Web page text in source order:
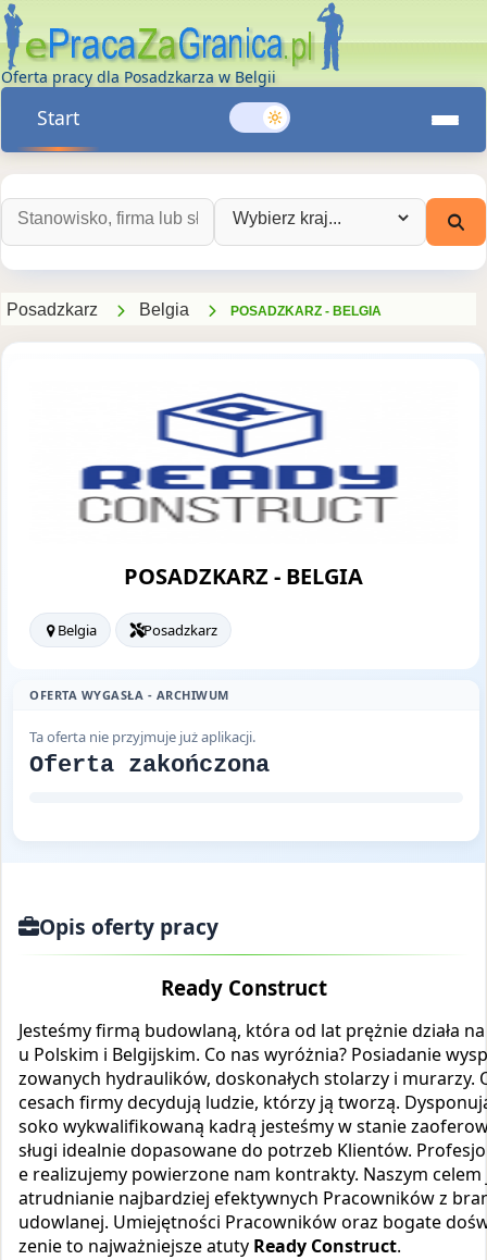
Oferta pracy dla Posadzkarza w Belgii
Start
Szukaj ofert pracy: Wybierz kraj:
Posadzkarz Belgia POSADZKARZ - BELGIA
POSADZKARZ - BELGIA
Belgia Posadzkarz
OFERTA WYGASŁA - ARCHIWUM
Ta oferta nie przyjmuje już aplikacji.
Oferta zakończona
Opis oferty pracy
Ready Construct
Jesteśmy firmą budowlaną, która od lat prężnie działa
u Polskim i Belgijskim. Co nas wyróżnia? Posiadanie
zowanych hydraulików, doskonałych stolarzy i murarzy.
cesach firmy decydują ludzie, którzy ją tworzą.
soko wykwalifikowaną kadrą jesteśmy w stanie
sługi idealnie dopasowane do potrzeb Klientów.
e realizujemy powierzone nam kontrakty. Naszym celem
atrudnianie najbardziej efektywnych Pracowników z
udowlanej. Umiejętności Pracowników oraz bogate
zenie to najważniejsze atuty Ready Construct.